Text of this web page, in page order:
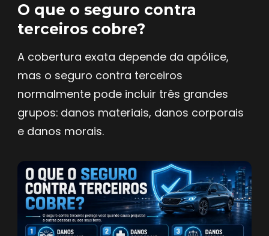
O que o seguro contra
terceiros cobre?
A cobertura exata depende da apólice,
mas o seguro contra terceiros
normalmente pode incluir três grandes
grupos: danos materiais, danos corporais
e danos morais.